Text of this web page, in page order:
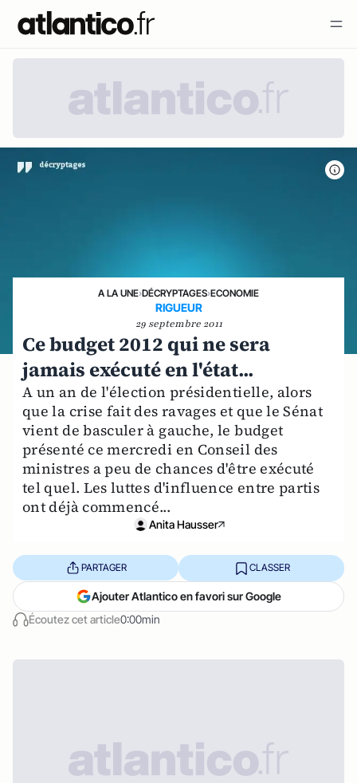
A LA UNE›DÉCRYPTAGES›ECONOMIE
RIGUEUR
29 septembre 2011
Ce budget 2012 qui ne sera
jamais exécuté en l'état...
A un an de l'élection présidentielle, alors
que la crise fait des ravages et que le Sénat
vient de basculer à gauche, le budget
présenté ce mercredi en Conseil des
ministres a peu de chances d'être exécuté
tel quel. Les luttes d'influence entre partis
ont déjà commencé...
Anita Hausser
Écoutez cet article0:00min
PARTAGER CLASSER
Ajouter Atlantico en favori sur Google